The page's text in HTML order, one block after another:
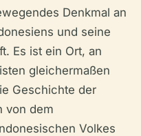
Denkmal an
und seine
Es ist ein Ort, an
gleichermaßen
Geschichte der
von dem
Volkes